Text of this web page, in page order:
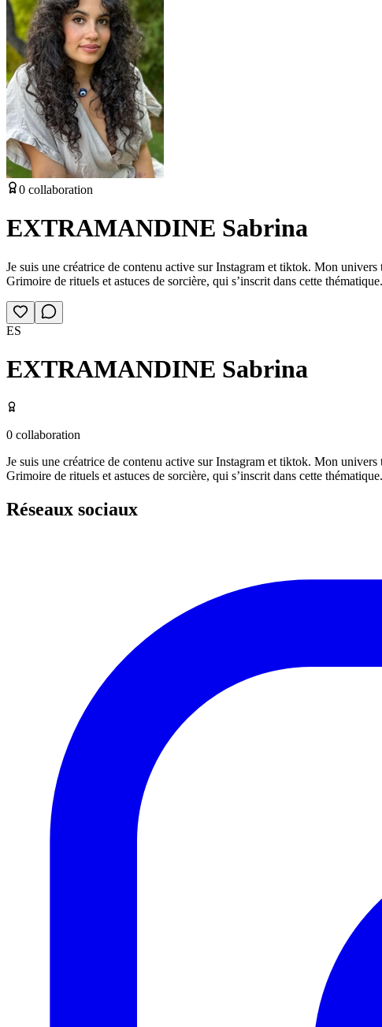
0 collaboration
EXTRAMANDINE Sabrina
Je suis une créatrice de contenu active sur Instagram et tiktok. Mon
Grimoire de rituels et astuces de sorcière, qui s’inscrit dans cette
ES
EXTRAMANDINE Sabrina
0 collaboration
Je suis une créatrice de contenu active sur Instagram et tiktok. Mon
Grimoire de rituels et astuces de sorcière, qui s’inscrit dans cette
Réseaux sociaux